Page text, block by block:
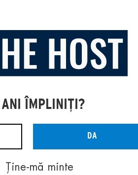
ÎMPLINIȚI?
DA
Ține-mă minte